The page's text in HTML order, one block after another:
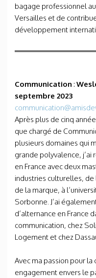
bagage professionnel
Versailles et de
développement
Communication :
septembre 2023
Après plus de cinq
que chargé de
plusieurs domaines qui
grande polyvalence, j’ai
en France avec deux
industries culturelles,
de la marque, à
Sorbonne. J’ai
d’alternance en France
communication, chez
Logement et chez
Avec ma passion pour
engagement envers le